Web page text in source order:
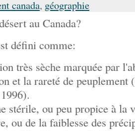
canada, géographie
au Canada?
défini comme:
très sèche marquée par
et la rareté de
stérile, ou peu propice à la
ou de la faiblesse des